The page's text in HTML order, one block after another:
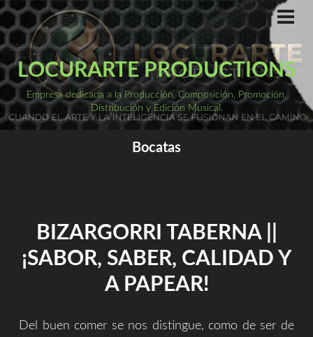
Saltar
al
contenido
LOCURARTE PRODUCTIONS
Empresa dedicada a la Producción, Composición, Promoción,
Distribución y Edición Musical.
Bocatas
BIZARGORRI TABERNA ||
¡SABOR, SABER, CALIDAD Y
A PAPEAR!
Del buen comer se nos distingue, como de ser de